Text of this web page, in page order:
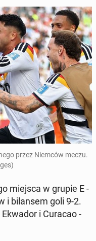
przez Niemców meczu.
miejsca w grupie E -
i bi­lan­sem goli 9-2.
i Curacao -